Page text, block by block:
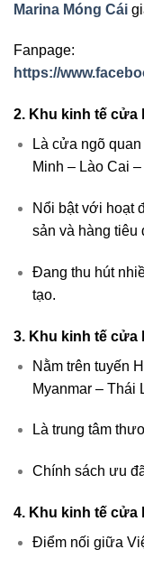
Marina Móng Cái
Fanpage:
https://
2. Khu kinh tế cửa
Là cửa ngõ
Minh – Lào Cai
Nổi bật với hoạt
sản và hàng tiêu
Đang thu hút
tạo.
3. Khu kinh tế cửa
Nằm trên tuyến
Myanmar – Thái
Là trung tâm
Chính sách ưu
4. Khu kinh tế cửa
Điểm nối giữa